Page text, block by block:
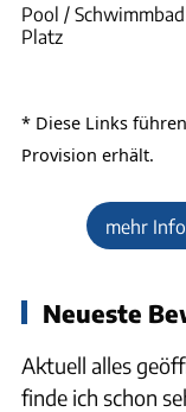
Pool /
Platz
* Diese Links
Provision erhält.
mehr
Neueste
Aktuell alles
finde ich schon